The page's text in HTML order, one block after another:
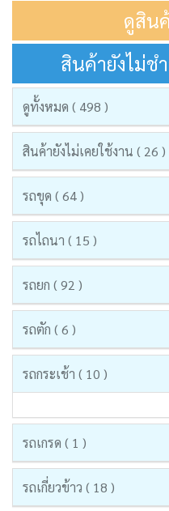
ดูสิน
สินค้ายังไม่ช
ดูทั้งหมด ( 498 )
สินค้ายังไม่เคยใช้งาน ( 26 )
รถขุด ( 64 )
รถไถนา ( 15 )
รถยก ( 92 )
รถตัก ( 6 )
รถกระเช้า ( 10 )
รถเกรด ( 1 )
รถเกี่ยวข้าว ( 18 )